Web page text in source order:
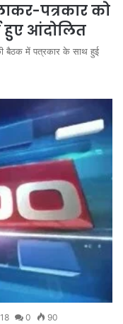
पत्रकार को
हुए आंदोलित
बैठक में पत्रकार के साथ हुई
0 90